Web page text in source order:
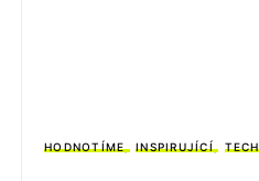
HODNOTÍME INSPIRUJÍCÍ